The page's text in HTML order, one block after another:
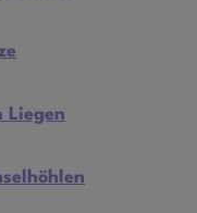
Liegen